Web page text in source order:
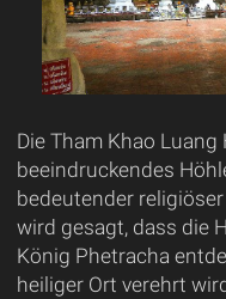
Die Tham Khao
beeindruckendes
bedeutender
wird gesagt, dass die
König Phetracha
heiliger Ort verehrt